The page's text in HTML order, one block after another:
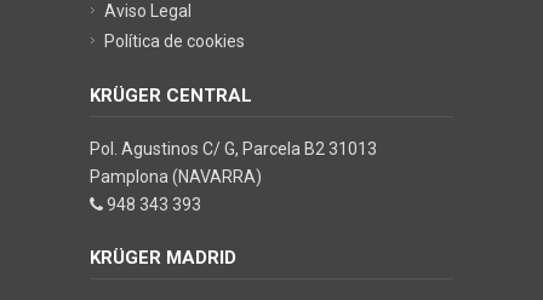
Aviso Legal
Política de cookies
KRÜGER CENTRAL
Pol. Agustinos C/ G, Parcela B2 31013
Pamplona (NAVARRA)
948 343 393
KRÜGER MADRID